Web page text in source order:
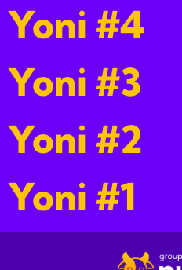
Yoni #4
Yoni #3
Yoni #2
Yoni #1